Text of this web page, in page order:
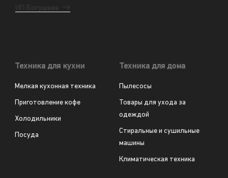
Техника для кухни
Мелкая кухонная техника
Приготовление кофе
Холодильники
Посуда
Техника для дома
Пылесосы
Товары для ухода за
одеждой
Стиральные и сушильные
машины
Климатическая техника